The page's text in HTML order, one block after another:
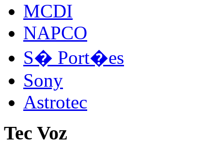
MCDI
NAPCO
S� Port�es
Sony
Astrotec
Tec Voz